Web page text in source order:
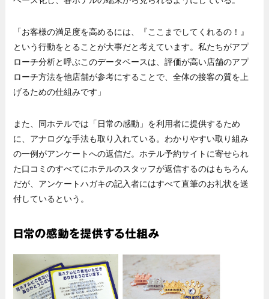
「お客様の満足度を高めるには、『ここまでしてくれるの！』
という行動をとることが大事だと考えています。私たちがアプ
ローチ分析と呼ぶこのデータベースは、評価が高い店舗のアプ
ローチ方法を他店舗が参考にすることで、全体の接客の質を上
げるための仕組みです」
また、同ホテルでは「日常の感動」を利用者に提供するため
に、アナログな手法も取り入れている。わかりやすい取り組み
の一例がアンケートへの返信だ。ホテル予約サイトに寄せられ
た口コミのすべてにホテルのスタッフが返信するのはもちろん
だが、アンケートハガキの記入者にはすべて直筆のお礼状を送
付しているという。